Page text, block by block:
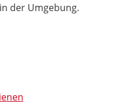
der Umgebung.